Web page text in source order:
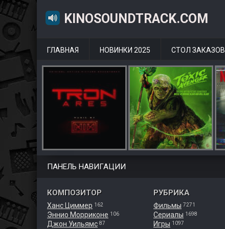
KINOSOUNDTRACK.COM
ГЛАВНАЯ НОВИНКИ 2025 СТОЛ ЗАКАЗОВ
ПАНЕЛЬ НАВИГАЦИИ
КОМПОЗИТОР
Ханс Циммер 162
Эннио Морриконе 106
Джон Уильямс 87
РУБРИКА
Фильмы 7271
Сериалы 1698
Игры 1097